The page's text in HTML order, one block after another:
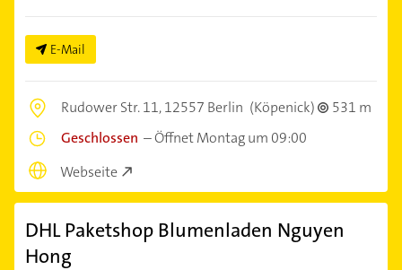
E-Mail
Rudower Str. 11,12557 Berlin (Köpenick)
531 m
Geschlossen –Öffnet Montag um 09:00
Webseite
DHL Paketshop Blumenladen Nguyen
Hong